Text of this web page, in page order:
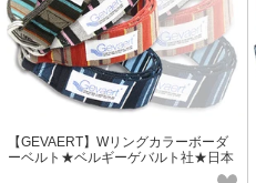
【GEVAERT】Wリングカラーボーダ
ーベルト★ベルギーゲバルト社★日本